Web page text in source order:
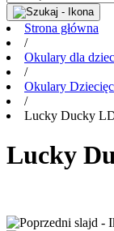
Strona główna
/
Okulary dla
/
Okulary
/
Lucky Ducky
Lucky